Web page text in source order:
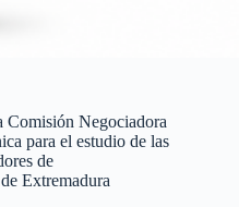
Negociadora
para el estudio de las
de
Extremadura